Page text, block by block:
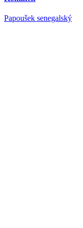
Papoušek senegalský